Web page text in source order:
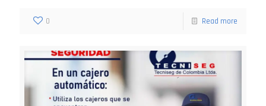
0 Read more